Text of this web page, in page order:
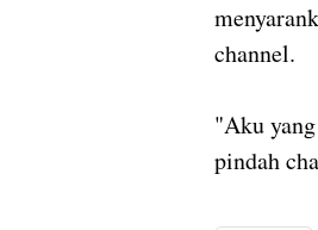
channel.
"Aku
pindah